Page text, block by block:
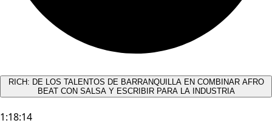
RICH: DE LOS TALENTOS DE BARRANQUILLA EN COMBINAR AFRO
BEAT CON SALSA Y ESCRIBIR PARA LA INDUSTRIA
1:18:14